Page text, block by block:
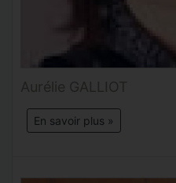
Aurélie GALLIOT
En savoir plus »